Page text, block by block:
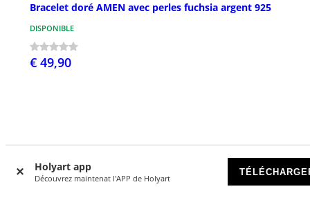
Holyart app
Découvrez maintenat l'APP de Holyart
Bracelet doré AMEN avec perles fuchsia argent 925
DISPONIBLE
€ 49,90
Avis clients